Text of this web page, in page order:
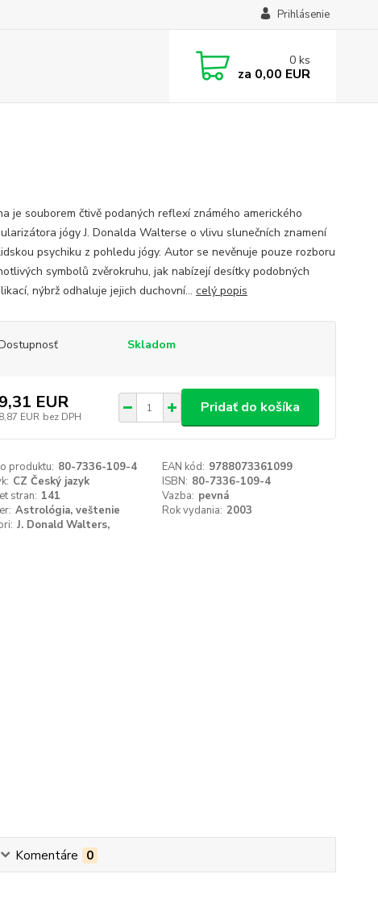
Prihlásenie
0 ks
za 0,00 EUR
je souborem čtivě podaných reflexí známého amerického
jógy J. Donalda Walterse o vlivu slunečních znamení
psychiku z pohledu jógy. Autor se nevěnuje pouze rozboru
symbolů zvěrokruhu, jak nabízejí desítky podobných
nýbrž odhaluje jejich duchovní... celý popis
Skladom
9,31 EUR
8,87 EUR bez DPH
Pridať do košíka
produktu: 80-7336-109-4 EAN kód: 9788073361099
CZ Český jazyk ISBN: 80-7336-109-4
stran: 141 Vazba: pevná
Astrológia, veštenie Rok vydania: 2003
J. Donald Walters,
Komentáre 0